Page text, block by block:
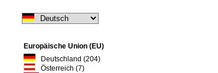
Europäische Union (EU)
Deutschland (204)
Österreich (7)